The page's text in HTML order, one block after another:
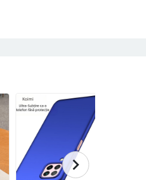
chevron_right